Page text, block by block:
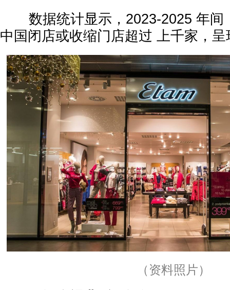
数据统计显示，2023-2025 年间
中国闭店或收缩门店超过 上千家，呈
（资料照片）